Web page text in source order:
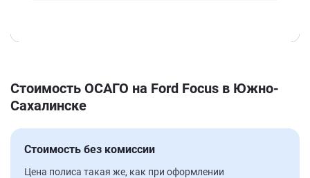
Стоимость ОСАГО на Ford Focus в Южно-
Сахалинске
Стоимость без комиссии
Цена полиса такая же, как при оформлении